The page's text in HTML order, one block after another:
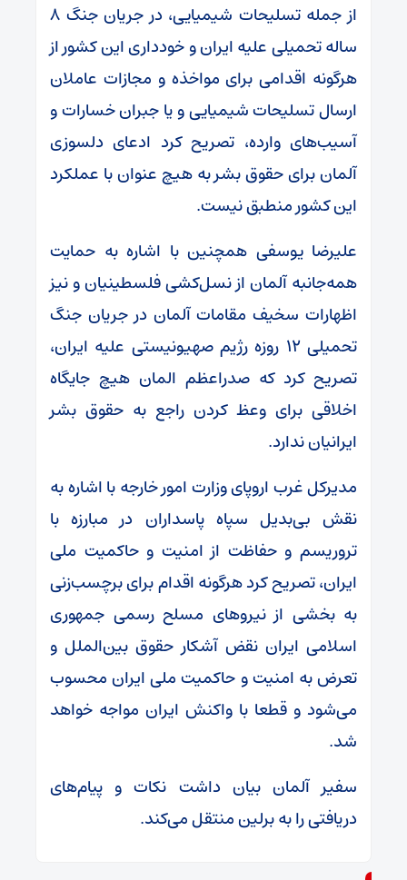
از جمله تسلیحات شیمیایی، در جریان جنگ ۸
ساله تحمیلی علیه ایران و خودداری این کشور از
هرگونه اقدامی برای مواخذه و مجازات عاملان
ارسال تسلیحات شیمیایی و یا جبران خسارات و
آسیب‌های وارده، تصریح کرد ادعای دلسوزی
آلمان برای حقوق بشر به هیچ عنوان با عملکرد
این کشور منطبق نیست.
علیرضا یوسفی همچنین با اشاره به حمایت
همه‌جانبه آلمان از نسل‌کشی فلسطینیان و نیز
اظهارات سخیف مقامات آلمان در جریان جنگ
تحمیلی ۱۲ روزه رژیم صهیونیستی علیه ایران،
تصریح کرد که صدراعظم المان هیچ جایگاه
اخلاقی برای وعظ کردن راجع به حقوق بشر
ایرانیان ندارد.
مدیرکل غرب اروپای وزارت امور خارجه با اشاره به
نقش بی‌بدیل سپاه پاسداران در مبارزه با
تروریسم و حفاظت از امنیت و حاکمیت ملی
ایران، تصریح کرد هرگونه اقدام برای برچسب‌زنی
به بخشی از نیروهای مسلح رسمی جمهوری
اسلامی ایران نقض آشکار حقوق بین‌الملل و
تعرض به امنیت و حاکمیت ملی ایران محسوب
می‌شود و قطعا با واکنش ایران مواجه خواهد
شد.
سفیر آلمان بیان داشت نکات و پیام‌های
دریافتی را به برلین منتقل می‌کند.